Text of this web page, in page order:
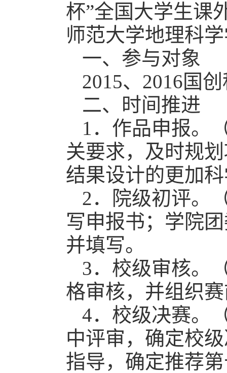
杯”全国大学生课
师范大学地理科
一、参与对象
2015、2016国
二、时间推进
1．作品申报。
关要求，及时规
结果设计的更加
2．院级初评。
写申报书；学院
并填写。
3．校级审核。
格审核，并组织
4．校级决赛。
中评审，确定校
指导，确定推荐